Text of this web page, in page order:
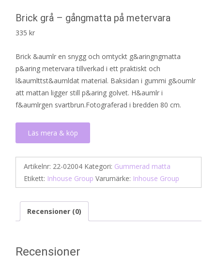
Brick grå – gångmatta på metervara
335 kr
Brick &aumlr en snygg och omtyckt g&aringngmatta
p&aring metervara tillverkad i ett praktiskt och
l&aumlttst&aumldat material. Baksidan i gummi g&oumlr
att mattan ligger still p&aring golvet. H&aumlr i
f&aumlrgen svartbrun.Fotograferad i bredden 80 cm.
Läs mera & köp
Artikelnr: 22-02004 Kategori: Gummerad matta
Etikett: Inhouse Group Varumärke: Inhouse Group
Recensioner (0)
Recensioner